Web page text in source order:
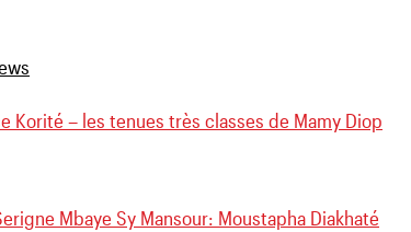
Korité – les tenues très classes de Mamy Diop
Mbaye Sy Mansour: Moustapha Diakhaté